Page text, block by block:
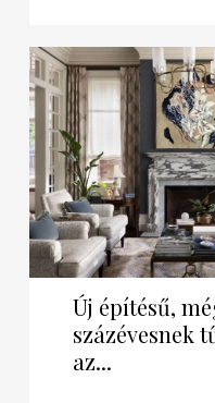
Új építésű,
százévesnek
az...